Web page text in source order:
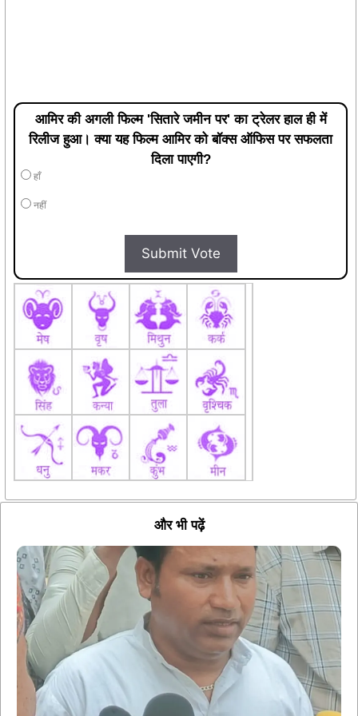
आमिर की अगली फिल्म 'सितारे जमीन पर' का ट्रेलर हाल ही में
रिलीज हुआ। क्या यह फिल्म आमिर को बॉक्स ऑफिस पर सफलता
दिला पाएगी?
हाँ
नहीं
Submit Vote
और भी पढ़ें